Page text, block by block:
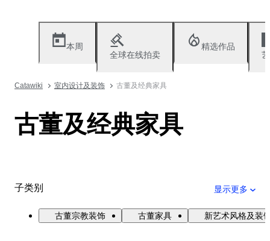
本周
全球在线拍卖
精选作品
Catawiki 室内设计及装饰 古董及经典家具
古董及经典家具
子类别 显示更多
古董宗教装饰 古董家具 新艺术风格及装